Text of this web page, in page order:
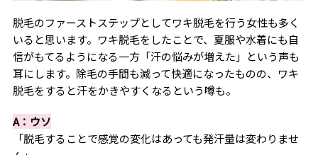
脱毛のファーストステップとしてワキ脱毛を行う女性も多く
いると思います。ワキ脱毛をしたことで、夏服や水着にも自
信がもてるようになる一方「汗の悩みが増えた」という声も
耳にします。除毛の手間も減って快適になったものの、ワキ
脱毛をすると汗をかきやすくなるという噂も。
A：ウソ
「脱毛することで感覚の変化はあっても発汗量は変わりませ